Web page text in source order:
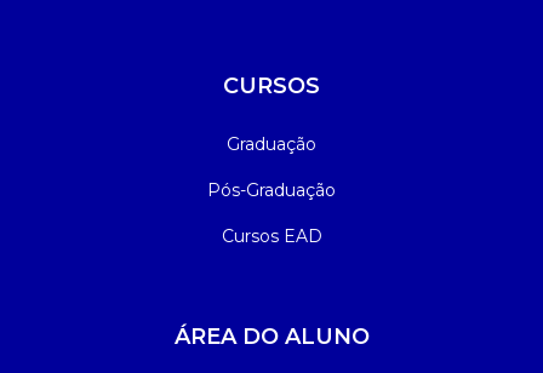
CURSOS
Graduação
Pós-Graduação
Cursos EAD
ÁREA DO ALUNO